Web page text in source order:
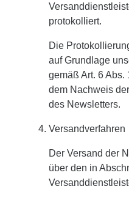
protokolliert.
Die
auf Grundlage
gemäß Art. 6 Abs.
dem Nachweis
des Newsletters.
Versandverfahren
Der Versand der
über den in